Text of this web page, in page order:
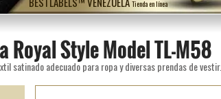
Tienda en línea
Royal Style Model TL-M58
satinado adecuado para ropa y diversas prendas de vestir.